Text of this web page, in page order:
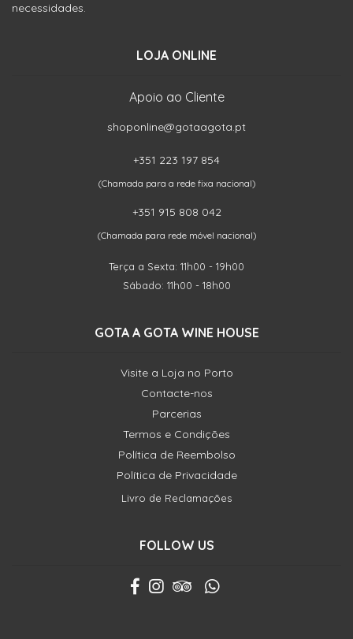
necessidades.
LOJA ONLINE
Apoio ao Cliente
shoponline@gotaagota.pt
+351 223 197 854
(Chamada para a rede fixa nacional)
+351 915 808 042
(Chamada para rede móvel nacional)
Terça a Sexta: 11h00 - 19h00
Sábado: 11h00 - 18h00
GOTA A GOTA WINE HOUSE
Visite a Loja no Porto
Contacte-nos
Parcerias
Termos e Condições
Política de Reembolso
Política de Privacidade
Livro de Reclamações
FOLLOW US